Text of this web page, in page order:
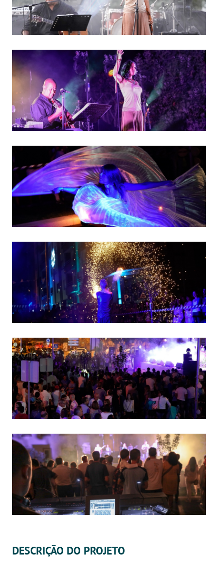
DESCRIÇÃO DO PROJETO